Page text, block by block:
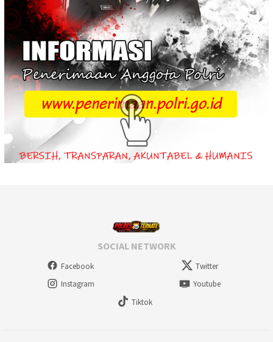
SOCIAL NETWORK
Facebook
Twitter
Instagram
Youtube
Tiktok